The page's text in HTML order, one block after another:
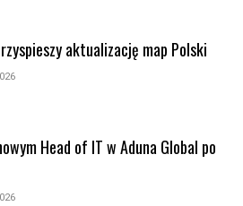
aktualizację map Polski
Head of IT w Aduna Global po